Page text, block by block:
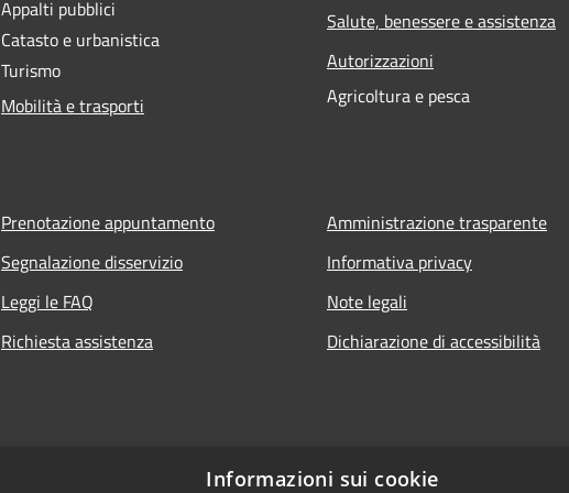
Appalti pubblici
Catasto e urbanistica
Turismo
Mobilità e trasporti
Salute, benessere e assistenza
Autorizzazioni
Agricoltura e pesca
Prenotazione appuntamento
Segnalazione disservizio
Leggi le FAQ
Richiesta assistenza
Amministrazione trasparente
Informativa privacy
Note legali
Dichiarazione di accessibilità
Informazioni sui cookie